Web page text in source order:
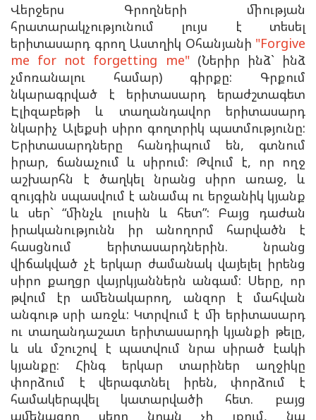
Վերջերս Գրողների միության
հրատարակչությունում լույս է տեսել
երիտասարդ գրող Աստղիկ Օհանյանի "Forgive
me for not forgetting me"(Ներիր ինձ` ինձ
չմոռանալու համար) գիրքը: Գրքում
նկարագրված է երիտասարդ երաժշտագետ
Էլիզաբեթի և տաղանդավոր երիտասարդ
նկարիչ Ալեքսի սիրո գողտրիկ պատմությունը:
Երիտասարդները հանդիպում են, գտնում
իրար, ճանաչում և սիրում: Թվում է, որ ողջ
աշխարհն է ծաղկել նրանց սիրո առաջ, և
զույգին սպասվում է անամպ ու երջանիկ կյանք
և սեր` “մինչև լուսին և հետ”: Բայց դաժան
իրականությունն իր անողորմ հարվածն է
հասցնում երիտասարդներին. նրանց
վիճակված չէ երկար ժամանակ վայելել իրենց
սիրո քաղցր վայրկյաններն անգամ: Սերը, որ
թվում էր ամենակարող, անզոր է մահվան
անգութ սրի առջև: Կտրվում է մի երիտասարդ
ու տաղանդաշատ երիտասարդի կյանքի թելը,
և սև մշուշով է պատվում նրա սիրած էակի
կյանքը: Հինգ երկար տարիներ աղջիկը
փորձում է վերագտնել իրեն, փորձում է
համակերպվել կատարվածի հետ. բայց
ամենազոր սերը նրան չի լքում, նա